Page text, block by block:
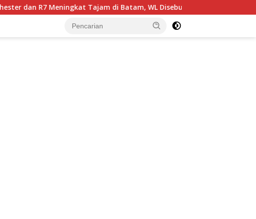
Meningkat Tajam di Batam, WL Disebut Sebagai Pengendali